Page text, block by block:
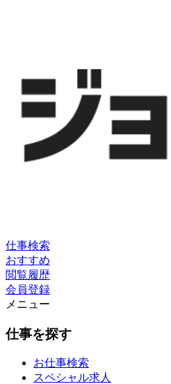
仕事検索
おすすめ
閲覧履歴
会員登録
メニュー
仕事を探す
お仕事検索
スペシャル求人